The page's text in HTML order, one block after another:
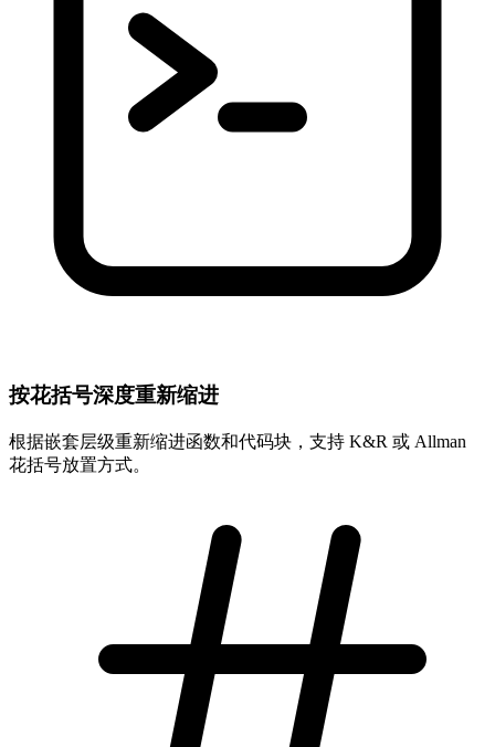
按花括号深度重新缩进
根据嵌套层级重新缩进函数和代码块，支持 K&R 或 Allman
花括号放置方式。